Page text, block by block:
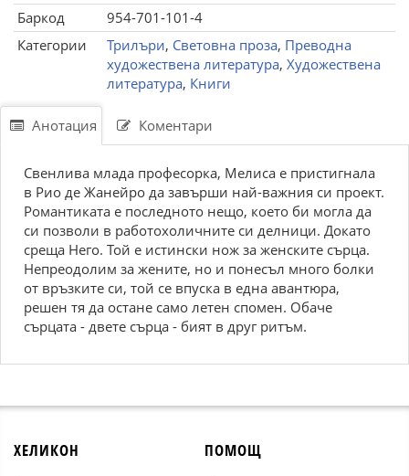
Баркод
954-701-101-4
Категории
Трилъри, Световна проза, Преводна
художествена литература, Художествена
литература, Книги
Анотация Коментари
Свенлива млада професорка, Мелиса е пристигнала
в Рио де Жанейро да завърши най-важния си проект.
Романтиката е последното нещо, което би могла да
си позволи в работохоличните си делници. Докато
среща Него. Той е истински нож за женските сърца.
Непреодолим за жените, но и понесъл много болки
от връзките си, той се впуска в една авантюра,
решен тя да остане само летен спомен. Обаче
сърцата - двете сърца - бият в друг ритъм.
ХЕЛИКОН ПОМОЩ